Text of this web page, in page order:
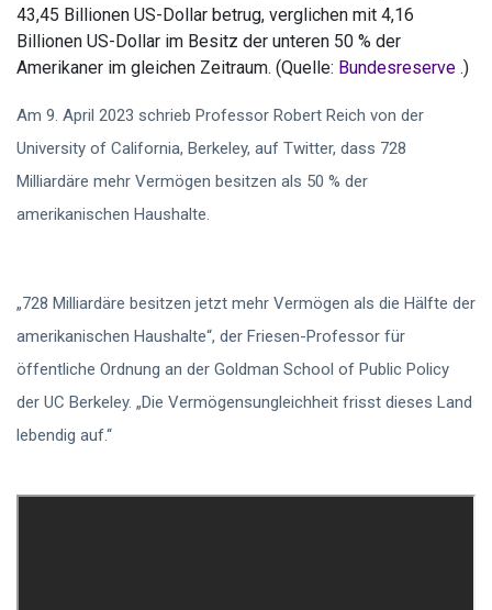
43,45 Billionen US-Dollar betrug, verglichen mit 4,16
Billionen US-Dollar im Besitz der unteren 50 % der
Amerikaner im gleichen Zeitraum. (Quelle: Bundesreserve .)
Am 9. April 2023 schrieb Professor Robert Reich von der
University of California, Berkeley, auf Twitter, dass 728
Milliardäre mehr Vermögen besitzen als 50 % der
amerikanischen Haushalte.
„728 Milliardäre besitzen jetzt mehr Vermögen als die Hälfte der
amerikanischen Haushalte“, der Friesen-Professor für
öffentliche Ordnung an der Goldman School of Public Policy
der UC Berkeley. „Die Vermögensungleichheit frisst dieses Land
lebendig auf.“